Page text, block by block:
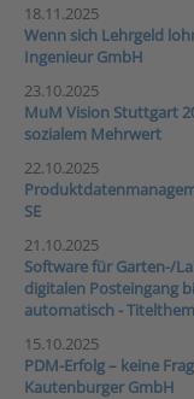
18.11.2025
Wenn sich Lehrgeld
Ingenieur GmbH
23.10.2025
MuM Vision Stuttgart
sozialem Mehrwert
22.10.2025
SE
21.10.2025
Software für Garten-/
digitalen Posteingang
automatisch -
15.10.2025
PDM-Erfolg – keine
Kautenburger GmbH